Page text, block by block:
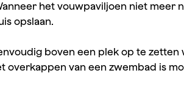
het vouwpaviljoen niet meer
opslaan.
boven een plek op te zetten
van een zwembad is